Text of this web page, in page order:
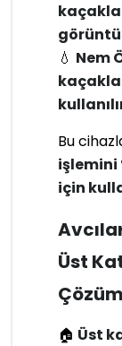
💧 Nem
Bu
işlemini
için
Üst
Çözüm
🏠 Üst